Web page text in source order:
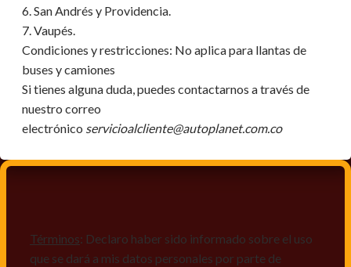
6. San Andrés y Providencia.
7. Vaupés.
Condiciones y restricciones: No aplica para llantas de
buses y camiones
Si tienes alguna duda, puedes contactarnos a través de
nuestro correo
electrónico servicioalcliente@autoplanet.com.co
Términos: Declaro haber sido informado sobre el uso
que se dará a mis datos personales por parte de